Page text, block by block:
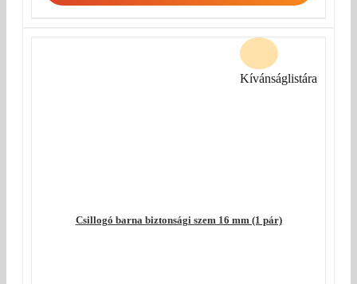
Csillogó barna biztonsági szem 16 mm (1 pár)
Kívánságlistára